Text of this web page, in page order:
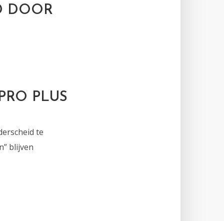
DOOR
PLUS
te
blijven